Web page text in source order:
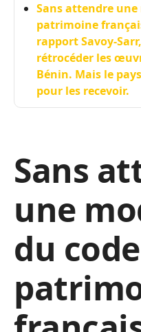
Sans attendre
patrimoine
rapport Savoy-
rétrocéder les
Bénin. Mais le
pour les recevoir.
Sans
une
du